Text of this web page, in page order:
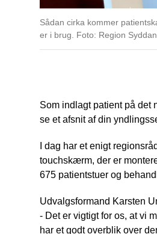
Sådan cirka kommer
er i brug. Foto: Region
Som indlagt patient på det
se et afsnit af din
I dag har et enigt
touchskærm, der er
675 patientstuer og
Udvalgsformand Karsten
- Det er vigtigt for os, at vi
har et godt overblik over